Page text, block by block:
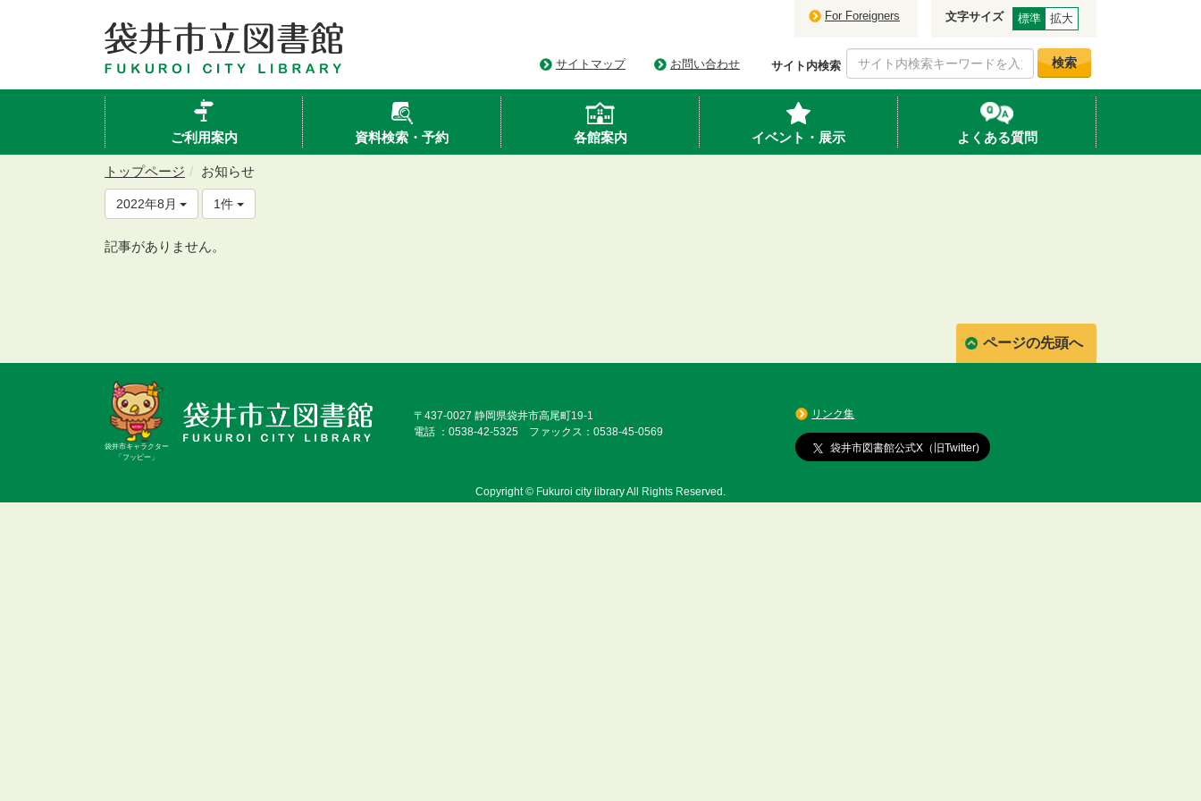
For Foreigners 文字サイズ 標準 拡大
サイトマップ お問い合わせ サイト内検索 検索
ご利用案内 資料検索・予約 各館案内 イベント・展示 よくある質問
トップページ お知らせ
2022年8月 1件
記事がありません。
ページの先頭へ
袋井市キャラクター
「フッピー」
〒437-0027 静岡県袋井市高尾町19-1
電話 ：0538-42-5325 ファックス：0538-45-0569
リンク集
袋井市図書館公式X（旧Twitter)
Copyright © Fukuroi city library All Rights Reserved.